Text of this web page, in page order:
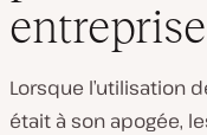
entreprise
Lorsque l’utilisation
était à son apogée,